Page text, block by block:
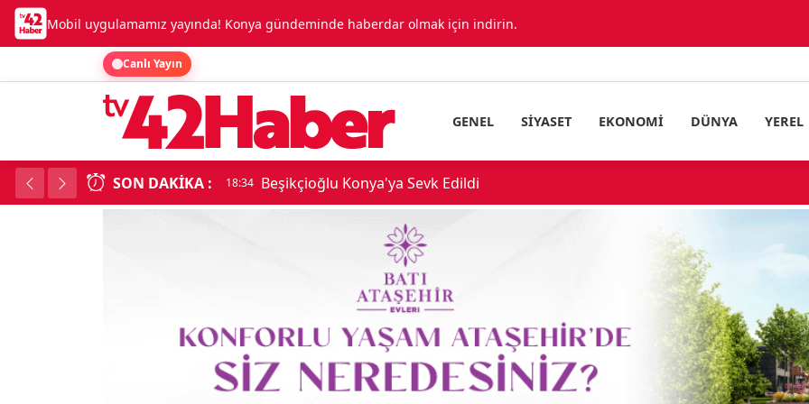
Mobil uygulamamız yayında! Konya gündeminde haberdar olmak için indirin.
Canlı Yayın
GENEL SIYASET EKONOMI DÜNYA YEREL
SON DAKIKA : 18:34 Konya'da Dev Uyuşturucu Operasyonu